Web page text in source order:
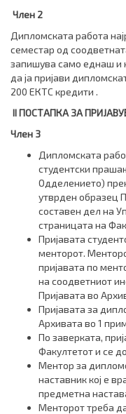
Член 2
Дипломската работа
семестар од
запишува само еднаш и
да ја пријави
200 ЕКТС кредити .
IIПОСТАПКА ЗА
Член 3
Дипломската
студентски
Одделението)
утврден образец
составен дел на
страницата на
Пријавата
менторот.
пријавата по
на соодветниот
Пријавата во
Пријавата за
Архивата во 1
По заверката,
Факултетот и се
Ментор за
наставник кој е
предметна
Менторот треба